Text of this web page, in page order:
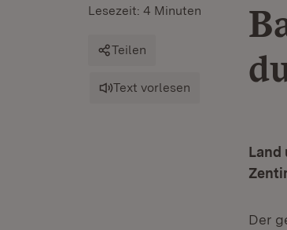
Lesezeit: 4 Minuten
Teilen
Text vorlesen
Land
Der